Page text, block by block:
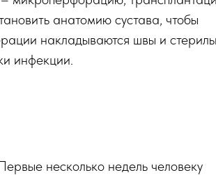
анатомию сустава, чтобы
накладываются швы и
инфекции.
несколько недель человеку